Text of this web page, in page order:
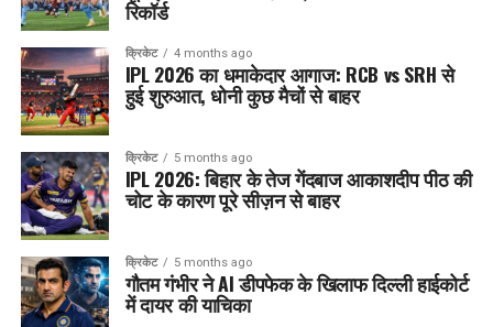
रिकॉर्ड
क्रिकेट 4 months ago
IPL 2026 का धमाकेदार आगाज: RCB vs SRH से
हुई शुरुआत, धोनी कुछ मैचों से बाहर
क्रिकेट 5 months ago
IPL 2026: बिहार के तेज गेंदबाज आकाशदीप पीठ की
चोट के कारण पूरे सीज़न से बाहर
क्रिकेट 5 months ago
गौतम गंभीर ने AI डीपफेक के खिलाफ दिल्ली हाईकोर्ट
में दायर की याचिका